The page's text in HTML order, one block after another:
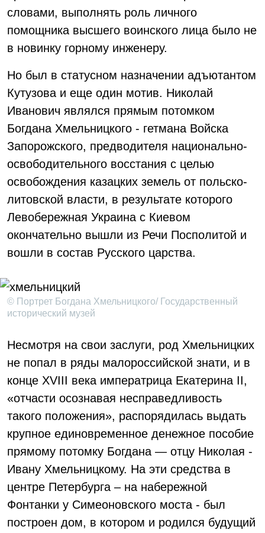
словами, выполнять роль личного
помощника высшего воинского лица было не
в новинку горному инженеру.
Но был в статусном назначении адъютантом
Кутузова и еще один мотив. Николай
Иванович являлся прямым потомком
Богдана Хмельницкого - гетмана Войска
Запорожского, предводителя национально-
освободительного восстания с целью
освобождения казацких земель от польско-
литовской власти, в результате которого
Левобережная Украина с Киевом
окончательно вышли из Речи Посполитой и
вошли в состав Русского царства.
© Портрет Богдана Хмельницкого/ Государственный
исторический музей
Несмотря на свои заслуги, род Хмельницких
не попал в ряды малороссийской знати, и в
конце XVIII века императрица Екатерина II,
«отчасти осознавая несправедливость
такого положения», распорядилась выдать
крупное единовременное денежное пособие
прямому потомку Богдана — отцу Николая -
Ивану Хмельницкому. На эти средства в
центре Петербурга – на набережной
Фонтанки у Симеоновского моста - был
построен дом, в котором и родился будущий